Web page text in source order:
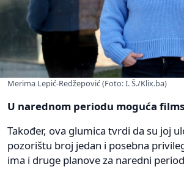
Merima Lepić-Redžepović (Foto: I. Š./Klix.ba)
U narednom periodu moguća
Također, ova glumica tvrdi da su joj
pozorištu broj jedan i posebna
ima i druge planove za naredni